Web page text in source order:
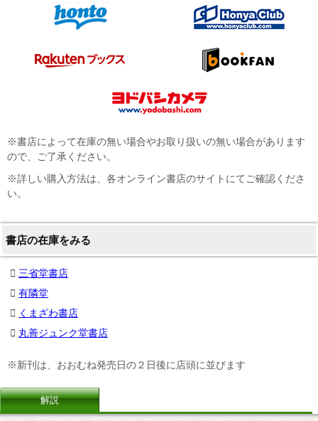
※書店によって在庫の無い場合やお取り扱いの無い場合があります
ので、ご了承ください。
※詳しい購入方法は、各オンライン書店のサイトにてご確認くださ
い。
書店の在庫をみる
三省堂書店
有隣堂
くまざわ書店
丸善ジュンク堂書店
※新刊は、おおむね発売日の２日後に店頭に並びます
解説